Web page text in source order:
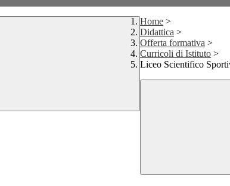
Home >
Didattica >
Offerta formativa >
Curricoli di Istituto >
Liceo Scientifico